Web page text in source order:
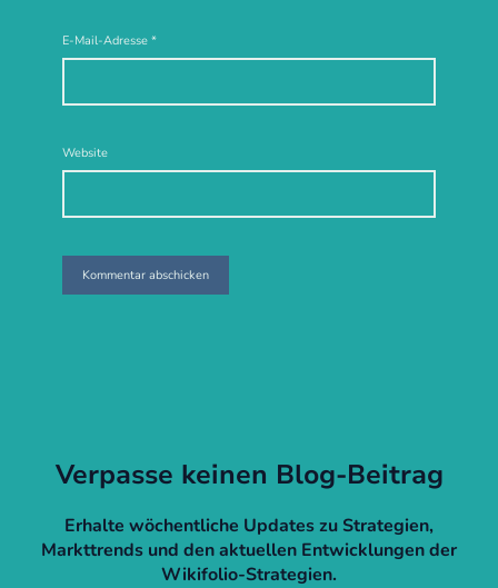
E-Mail-Adresse *
Website
Verpasse keinen Blog-Beitrag
Erhalte wöchentliche Updates zu Strategien,
Markttrends und den aktuellen Entwicklungen der
Wikifolio-Strategien.